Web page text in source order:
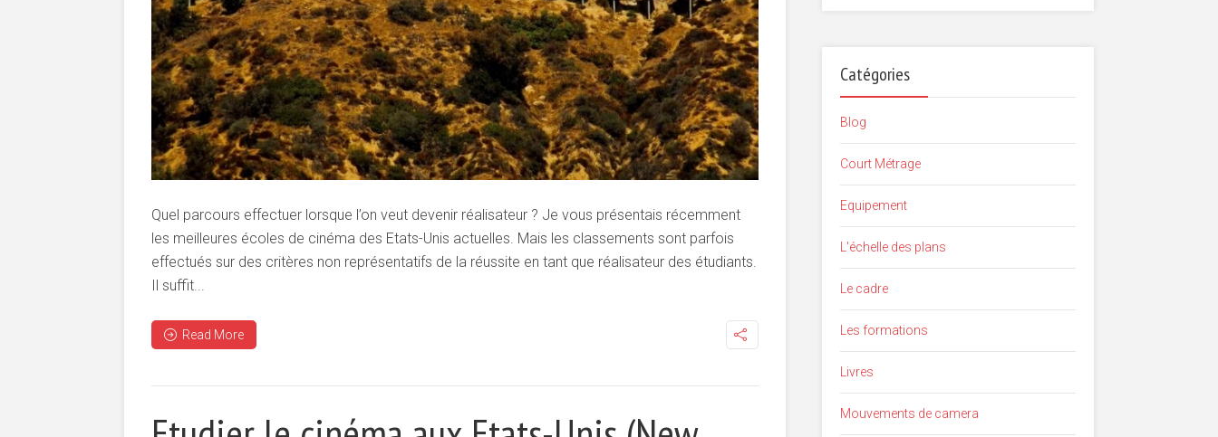
Quel parcours effectuer lorsque l’on veut devenir réalisateur ? Je vous présentais récemment
les meilleures écoles de cinéma des Etats-Unis actuelles. Mais les classements sont parfois
effectués sur des critères non représentatifs de la réussite en tant que réalisateur des étudiants.
Il suffit...
Read More
Catégories
Blog
Court Métrage
Equipement
L'échelle des plans
Le cadre
Les formations
Livres
Mouvements de camera